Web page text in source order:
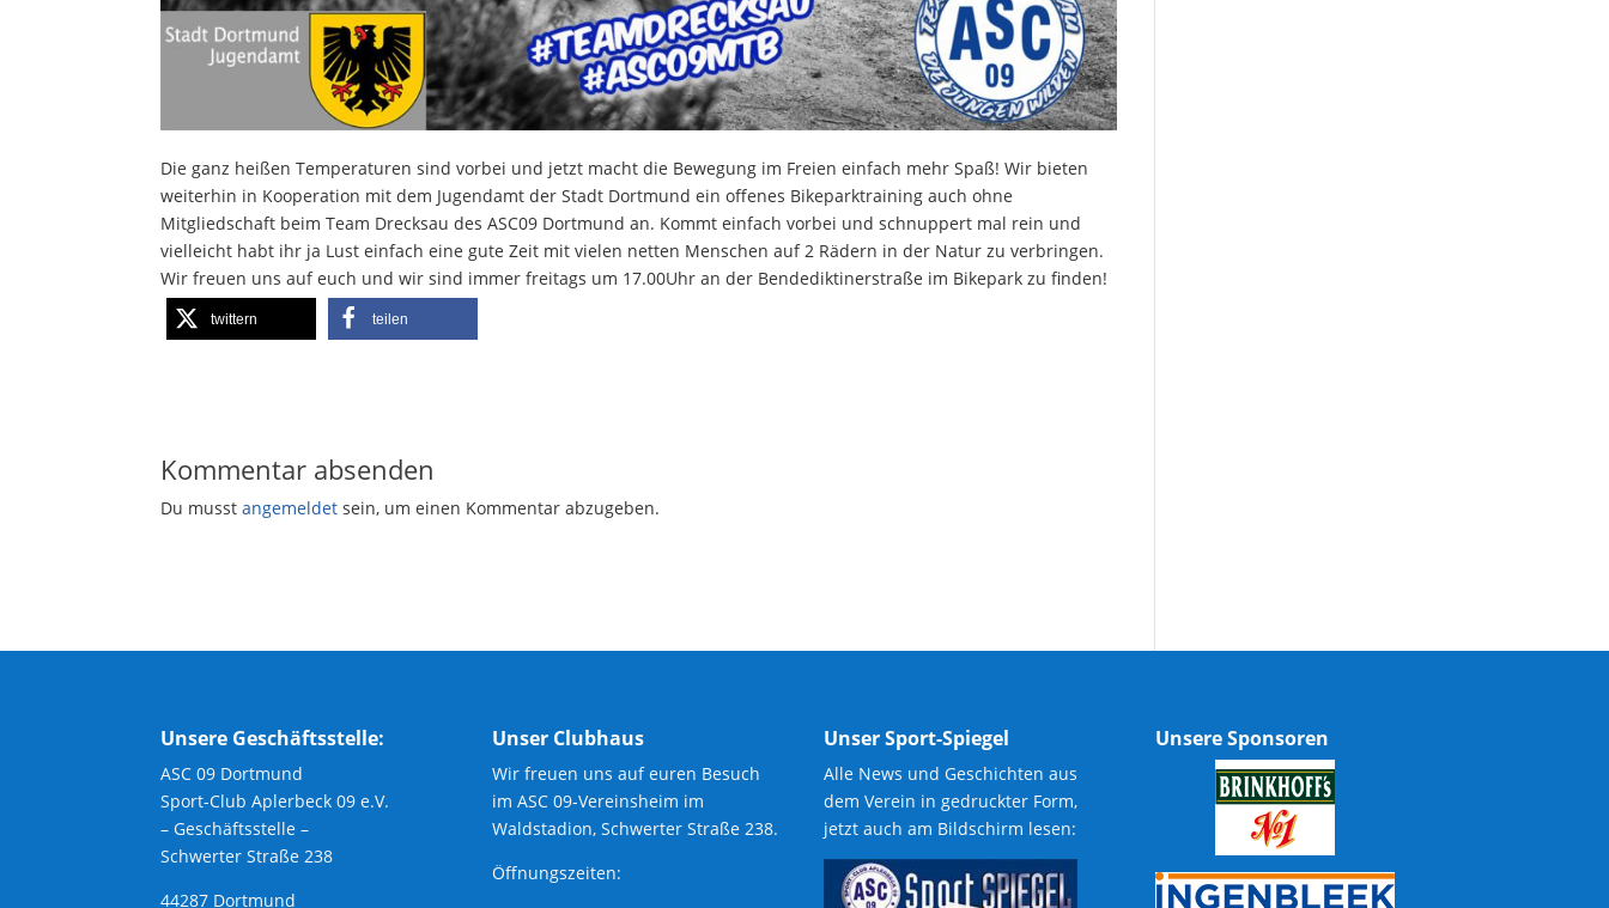
Die ganz heißen Temperaturen sind vorbei und jetzt macht die Bewegung im Freien einfach mehr Spaß! Wir bieten
weiterhin in Kooperation mit dem Jugendamt der Stadt Dortmund ein offenes Bikeparktraining auch ohne
Mitgliedschaft beim Team Drecksau des ASC09 Dortmund an. Kommt einfach vorbei und schnuppert mal rein und
vielleicht habt ihr ja Lust einfach eine gute Zeit mit vielen netten Menschen auf 2 Rädern in der Natur zu verbringen.
Wir freuen uns auf euch und wir sind immer freitags um 17.00Uhr an der Bendediktinerstraße im Bikepark zu finden!
twittern teilen
Kommentar absenden
Du musstangemeldet sein, um einen Kommentar abzugeben.
Unsere Geschäftsstelle:
ASC 09 Dortmund
Sport-Club Aplerbeck 09 e.V.
– Geschäftsstelle –
Schwerter Straße 238
44287 Dortmund
Unser Clubhaus
Wir freuen uns auf euren Besuch
im ASC 09-Vereinsheim im
Waldstadion, Schwerter Straße 238.
Öffnungszeiten:
Unser Sport-Spiegel
Alle News und Geschichten aus
dem Verein in gedruckter Form,
jetzt auch am Bildschirm lesen:
Unsere Sponsoren